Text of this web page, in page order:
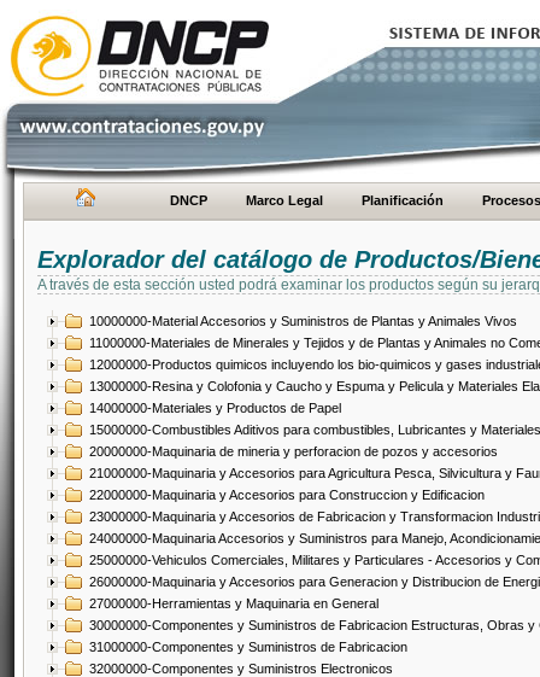
DNCP Marco Legal Planificación Procesos
Explorador del catálogo de Productos/
A través de esta sección usted podrá examinar los productos según su
10000000-Material Accesorios y Suministros de Plantas y Animales Vivos
11000000-Materiales de Minerales y Tejidos y de Plantas y Animales no
12000000-Productos quimicos incluyendo los bio-quimicos y gases
13000000-Resina y Colofonia y Caucho y Espuma y Pelicula y Materiales
14000000-Materiales y Productos de Papel
15000000-Combustibles Aditivos para combustibles, Lubricantes y
20000000-Maquinaria de mineria y perforacion de pozos y accesorios
21000000-Maquinaria y Accesorios para Agricultura Pesca, Silvicultura y
22000000-Maquinaria y Accesorios para Construccion y Edificacion
23000000-Maquinaria y Accesorios de Fabricacion y Transformacion
24000000-Maquinaria Accesorios y Suministros para Manejo,
25000000-Vehiculos Comerciales, Militares y Particulares - Accesorios y
26000000-Maquinaria y Accesorios para Generacion y Distribucion de
27000000-Herramientas y Maquinaria en General
30000000-Componentes y Suministros de Fabricacion Estructuras, Obras
31000000-Componentes y Suministros de Fabricacion
32000000-Componentes y Suministros Electronicos